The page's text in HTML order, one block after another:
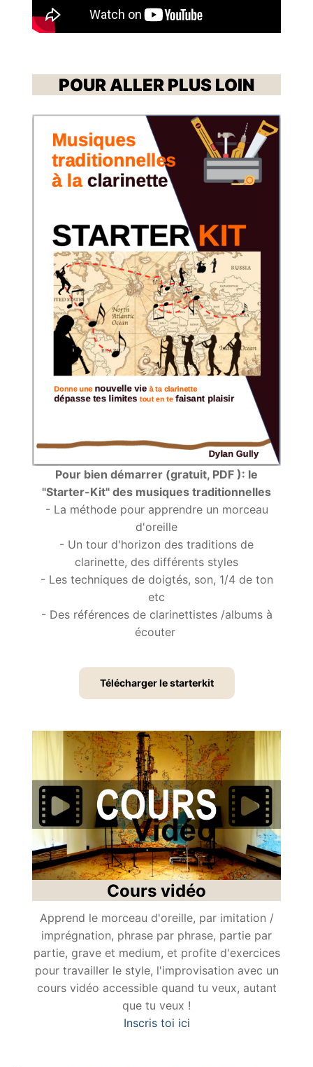
POUR ALLER PLUS LOIN
Pour bien démarrer (gratuit, PDF ): le
"Starter-Kit" des musiques traditionnelles
- La méthode pour apprendre un morceau
d'oreille
- Un tour d'horizon des traditions de
clarinette, des différents styles
- Les techniques de doigtés, son, 1/4 de ton
etc
- Des références de clarinettistes /albums à
écouter
Télécharger le starterkit
Cours vidéo
Apprend le morceau d'oreille, par imitation /
imprégnation, phrase par phrase, partie par
partie, grave et medium, et profite d'exercices
pour travailler le style, l'improvisation avec un
cours vidéo accessible quand tu veux, autant
que tu veux !
Inscris toi ici